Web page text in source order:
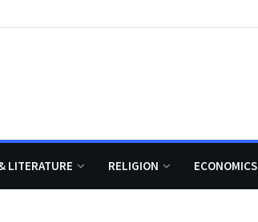
LITERATURE RELIGION ECONOMICS